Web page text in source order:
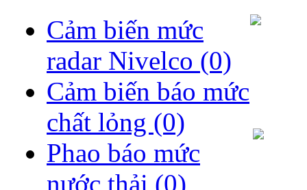
Cảm biến mức
radar Nivelco (0)
Cảm biến báo mức
chất lỏng (0)
Phao báo mức
nước thải (0)